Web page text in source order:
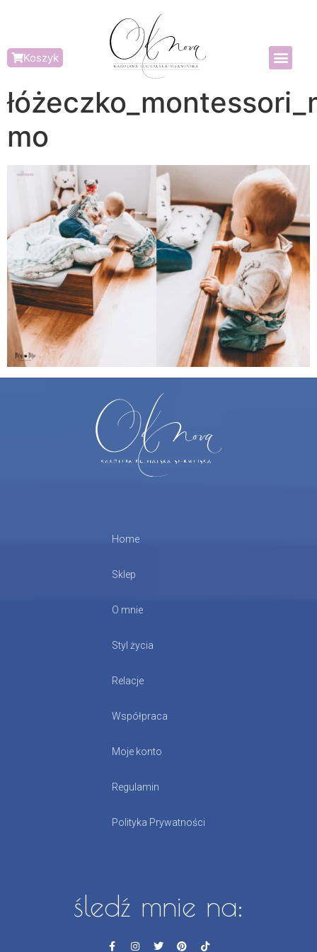
Koszyk
mo
Home
Sklep
O mnie
Styl życia
Relacje
Współpraca
Moje konto
Regulamin
Polityka Prywatności
śledź mnie na: